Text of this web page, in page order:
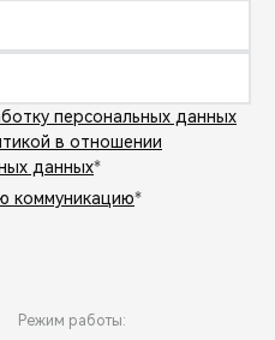
персональных данных
в отношении
данных*
коммуникацию*
Режим работы: